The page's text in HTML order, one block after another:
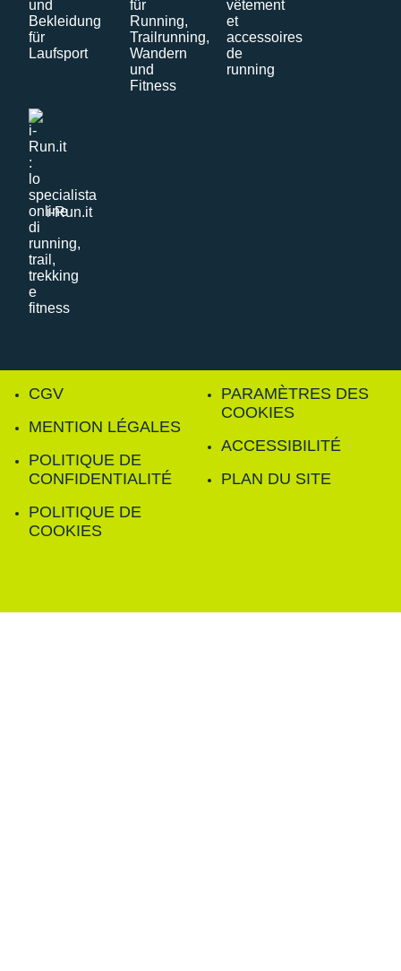
i-Run.it
CGV
MENTION LÉGALES
POLITIQUE DE
CONFIDENTIALITÉ
POLITIQUE DE
COOKIES
PARAMÈTRES DES
COOKIES
ACCESSIBILITÉ
PLAN DU SITE